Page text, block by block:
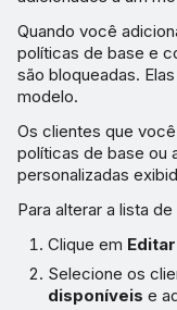
Quando você
políticas de base e
são bloqueadas.
modelo.
Os clientes que
políticas de base ou
personalizadas
Para alterar a lista
Clique em
Selecione os
disponíveis e